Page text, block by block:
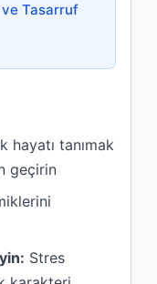
ve Tasarruf
hayatı tanımak
geçirin
Stres